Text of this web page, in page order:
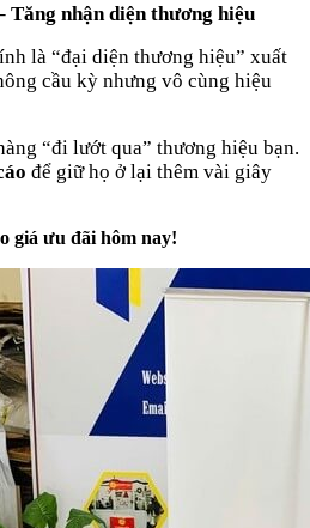
Tăng nhận diện thương hiệu
là “đại diện thương hiệu” xuất
cầu kỳ nhưng vô cùng hiệu
“đi lướt qua” thương hiệu bạn.
để giữ họ ở lại thêm vài giây
giá ưu đãi hôm nay!